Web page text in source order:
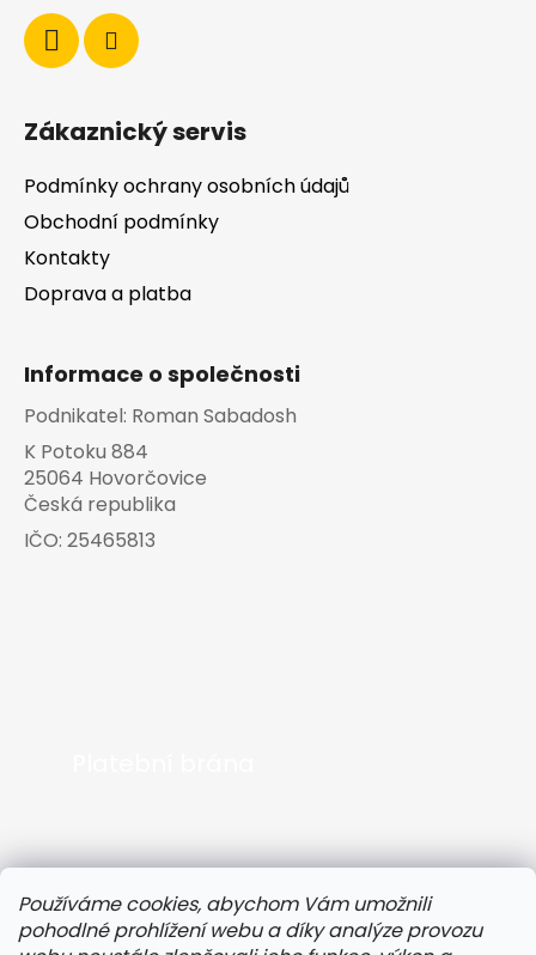
Používáme cookies, abychom Vám umožnili
pohodlné prohlížení webu a díky analýze provozu
Zákaznický servis
Podmínky ochrany osobních údajů
Obchodní podmínky
Kontakty
Doprava a platba
Informace o společnosti
Podnikatel: Roman Sabadosh
K Potoku 884
25064 Hovorčovice
Česká republika
IČO: 25465813